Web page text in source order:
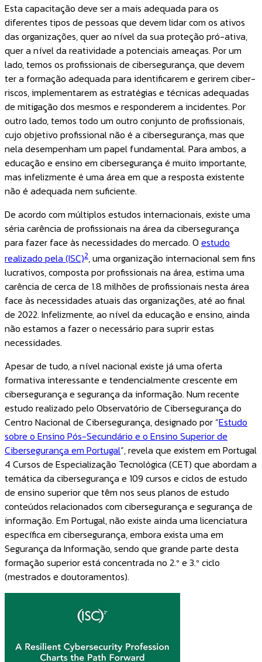
Esta capacitação deve ser a mais adequada para os
diferentes tipos de pessoas que devem lidar com os ativos
das organizações, quer ao nível da sua proteção pró-ativa,
quer a nível da reatividade a potenciais ameaças. Por um
lado, temos os profissionais de cibersegurança, que devem
ter a formação adequada para identificarem e gerirem ciber-
riscos, implementarem as estratégias e técnicas adequadas
de mitigação dos mesmos e responderem a incidentes. Por
outro lado, temos todo um outro conjunto de profissionais,
cujo objetivo profissional não é a cibersegurança, mas que
nela desempenham um papel fundamental. Para ambos, a
educação e ensino em cibersegurança é muito importante,
mas infelizmente é uma área em que a resposta existente
não é adequada nem suficiente.
De acordo com múltiplos estudos internacionais, existe uma
séria carência de profissionais na área da cibersegurança
para fazer face às necessidades do mercado. O estudo
realizado pela (ISC)2, uma organização internacional sem fins
lucrativos, composta por profissionais na área, estima uma
carência de cerca de 1.8 milhões de profissionais nesta área
face às necessidades atuais das organizações, até ao final
de 2022. Infelizmente, ao nível da educação e ensino, ainda
não estamos a fazer o necessário para suprir estas
necessidades.
Apesar de tudo, a nível nacional existe já uma oferta
formativa interessante e tendencialmente crescente em
cibersegurança e segurança da informação. Num recente
estudo realizado pelo Observatório de Cibersegurança do
Centro Nacional de Cibersegurança, designado por “Estudo
sobre o Ensino Pós-Secundário e o Ensino Superior de
Cibersegurança em Portugal”, revela que existem em Portugal
4 Cursos de Especialização Tecnológica (CET) que abordam a
temática da cibersegurança e 109 cursos e ciclos de estudo
de ensino superior que têm nos seus planos de estudo
conteúdos relacionados com cibersegurança e segurança de
informação. Em Portugal, não existe ainda uma licenciatura
específica em cibersegurança, embora exista uma em
Segurança da Informação, sendo que grande parte desta
formação superior está concentrada no 2.º e 3.º ciclo
(mestrados e doutoramentos).